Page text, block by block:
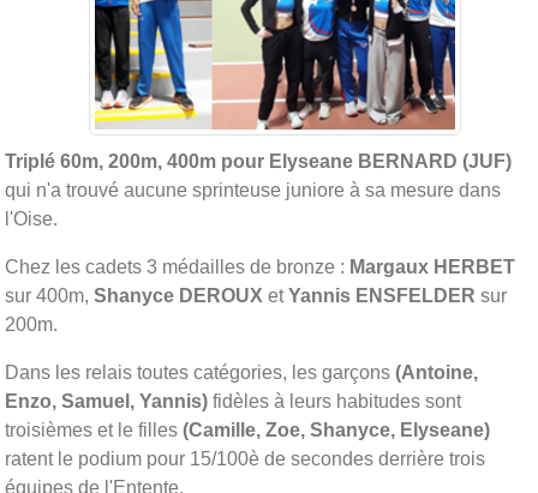
Triplé 60m, 200m, 400m pour Elyseane BERNARD (JUF)
qui n'a trouvé aucune sprinteuse juniore à sa mesure dans
l'Oise.
Chez les cadets 3 médailles de bronze : Margaux HERBET
sur 400m, Shanyce DEROUX etYannis ENSFELDER sur
200m.
Dans les relais toutes catégories, les garçons (Antoine,
Enzo, Samuel, Yannis) fidèles à leurs habitudes sont
troisièmes et le filles (Camille, Zoe, Shanyce, Elyseane)
ratent le podium pour 15/100è de secondes derrière trois
équipes de l'Entente.